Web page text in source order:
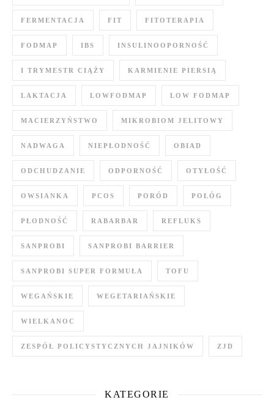
FERMENTACJA FIT FITOTERAPIA
FODMAP IBS INSULINOOPORNOŚĆ
I TRYMESTR CIĄŻY KARMIENIE PIERSIĄ
LAKTACJA LOWFODMAP LOW FODMAP
MACIERZYŃSTWO MIKROBIOM JELITOWY
NADWAGA NIEPŁODNOŚĆ OBIAD
ODCHUDZANIE ODPORNOŚĆ OTYŁOŚĆ
OWSIANKA PCOS PORÓD POŁÓG
PŁODNOŚĆ RABARBAR REFLUKS
SANPROBI SANPROBI BARRIER
SANPROBI SUPER FORMUŁA TOFU
WEGAŃSKIE WEGETARIAŃSKIE
WIELKANOC
ZESPÓŁ POLICYSTYCZNYCH JAJNIKÓW ZJD
KATEGORIE